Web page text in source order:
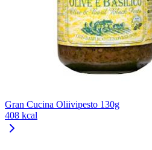
Gran Cucina Oliivipesto 130g
408 kcal